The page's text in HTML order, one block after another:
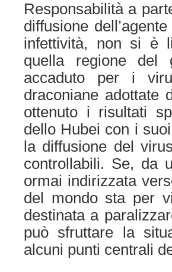
Responsabilità a
diffusione
infettività, non si è
quella regione del
accaduto per i
draconiane adottate
ottenuto i risultati
dello Hubei con i
la diffusione del
controllabili. Se, da
ormai indirizzata
del mondo sta per
destinata a
può sfruttare la
alcuni punti centrali